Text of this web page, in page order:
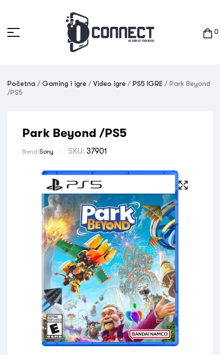
0
Početna / Gaming i igre / Video igre / PS5 IGRE / Park Beyond
/PS5
Park Beyond /PS5
Brend:Sony SKU: 37901